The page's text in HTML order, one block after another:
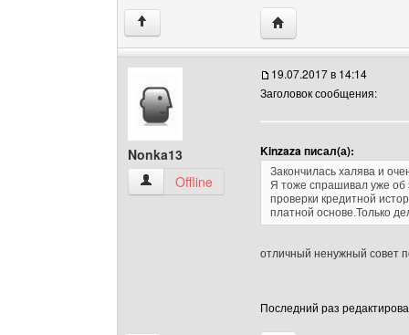
↑ Посетить сайт
Nonka13
Nonka13 Посмотреть профиль
Offline
19.07.2017 в 14:14
Заголовок сообщения:
Kinzaza писал(а):
Закончилась халява и
Я тоже спрашивал уже об
проверки кредитной
платной основе.Только
отличный ненужный совет
Последний раз